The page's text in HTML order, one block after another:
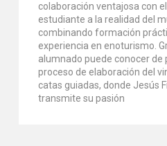
colaboración ventajosa con
estudiante a la realidad del
combinando formación
experiencia en enoturismo.
alumnado puede conocer de
proceso de elaboración del
catas guiadas, donde Jesús
transmite su pasión